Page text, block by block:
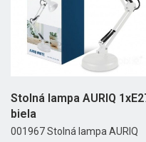
Stolná lampa AURIQ
biela
001967 Stolná lampa AURIQ